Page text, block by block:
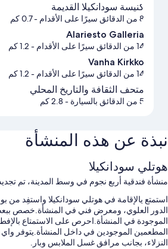
كنيسة سودانكيلا القديمة
8 من الدقائق سيرًا على الأقدام - 0.7 كم
Alariesto Galleria
14 من الدقائق سيرًا على الأقدام - 1.2 كم
Vanha Kirkko
14 من الدقائق سيرًا على الأقدام - 1.2 كم
متحف الثقافة والتاريخ المحلي
5 من الدقائق بالسيارة - 2.8 كم
نبذة عن هذه المنشأة
هوتلي سودانكيلا
منشأة فندقية أربع نجوم في وسط المدينة، تم
استمتع يالإقامة في هوتلي سودانكيلا واستفِد
الدور العلوي، ومعرض فني في المنشأة.خصص
الموجودة في المنشأة.احرص على الاستمتاع
المطعمين الموجودين في داخل المنشأة.يتوفر
النزلاء، بجانب مرافق غسل الملابس وبار.